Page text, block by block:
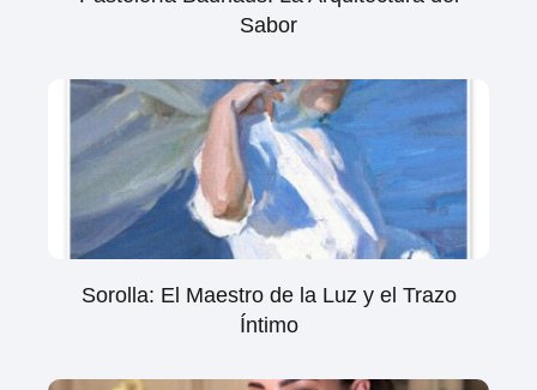
Sabor
Sorolla: El Maestro de la Luz y el Trazo
Íntimo